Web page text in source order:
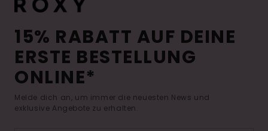
15% RABATT AUF DEINE
ERSTE BESTELLUNG
ONLINE*
Melde dich an, um immer die neuesten News und
exklusive Angebote zu erhalten.